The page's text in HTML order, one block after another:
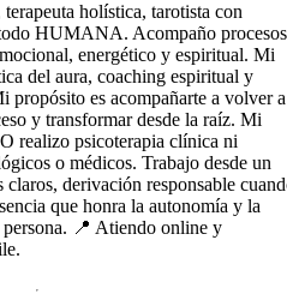
holística, tarotista con
HUMANA. Acompaño procesos
energético y espiritual. Mi
del aura, coaching espiritual y
propósito es acompañarte a volver a
y transformar desde la raíz. Mi
realizo psicoterapia clínica ni
o médicos. Trabajo desde un
derivación responsable
que honra la autonomía y la
📍 Atiendo online y